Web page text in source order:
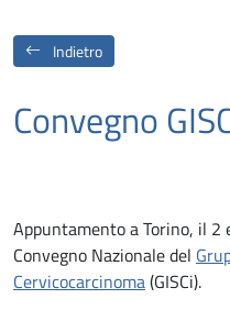
Indietro
Convegno
Appuntamento a Torino, il
Convegno Nazionale del
Cervicocarcinoma(GISCi).